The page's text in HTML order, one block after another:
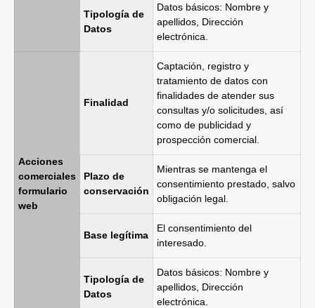
Tipología de
Datos
Datos básicos: Nombre y
apellidos, Dirección
electrónica.
Acciones
comerciales
formulario
web
Finalidad
Captación, registro y
tratamiento de datos con
finalidades de atender sus
consultas y/o solicitudes, así
como de publicidad y
prospección comercial.
Plazo de
conservación
Mientras se mantenga el
consentimiento prestado, salvo
obligación legal.
Base legítima
El consentimiento del
interesado.
Tipología de
Datos
Datos básicos: Nombre y
apellidos, Dirección
electrónica.